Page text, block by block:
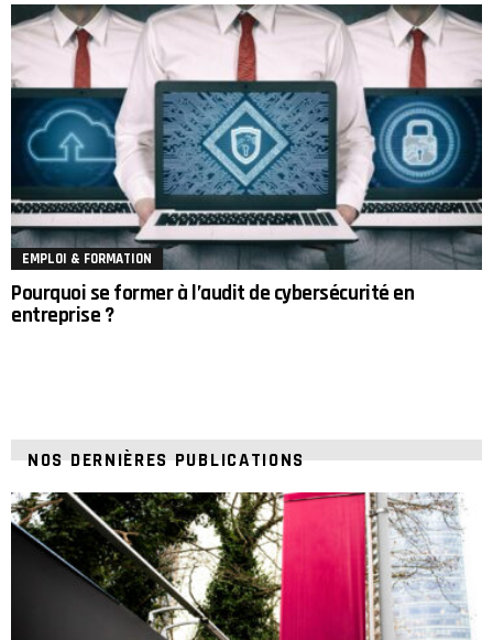
EMPLOI & FORMATION
Pourquoi se former à l’audit de cybersécurité en
entreprise ?
NOS DERNIÈRES PUBLICATIONS